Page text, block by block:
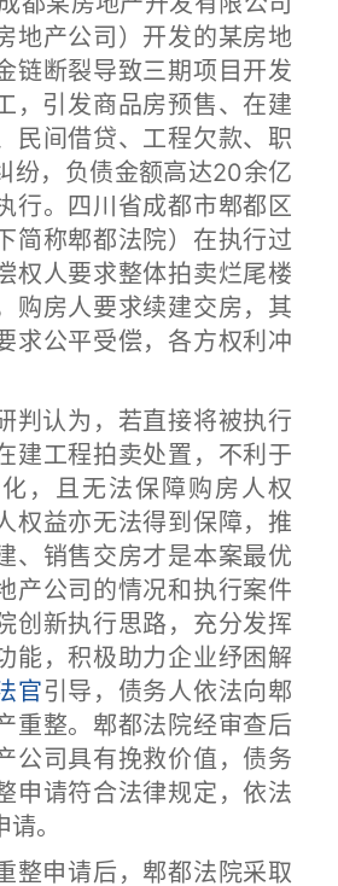
地产公司）开发的某房地
链断裂导致三期项目开发
，引发商品房预售、在建
民间借贷、工程欠款、职
纷，负债金额高达20余亿
行。四川省成都市郫都区
简称郫都法院）在执行过
权人要求整体拍卖烂尾楼
购房人要求续建交房，其
求公平受偿，各方权利冲
认为，若直接将被执行
建工程拍卖处置，不利于
，且无法保障购房人权
权益亦无法得到保障，推
、销售交房才是本案最优
产公司的情况和执行案件
创新执行思路，充分发挥
能，积极助力企业纾困解
官引导，债务人依法向郫
重整。郫都法院经审查后
公司具有挽救价值，债务
申请符合法律规定，依法
。
申请后，郫都法院采取